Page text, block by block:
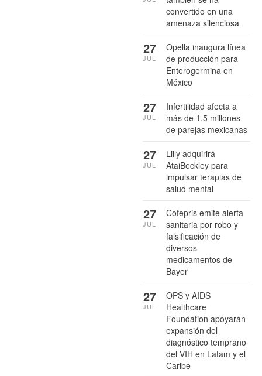
convertido en una
amenaza silenciosa
Opella inaugura línea
de producción para
Enterogermina en
México
27
JUL
Infertilidad afecta a
más de 1.5 millones
de parejas mexicanas
27
JUL
Lilly adquirirá
AtaiBeckley para
impulsar terapias de
salud mental
27
JUL
Cofepris emite alerta
sanitaria por robo y
falsificación de
diversos
medicamentos de
Bayer
27
JUL
OPS y AIDS
Healthcare
Foundation apoyarán
expansión del
diagnóstico temprano
del VIH en Latam y el
Caribe
27
JUL